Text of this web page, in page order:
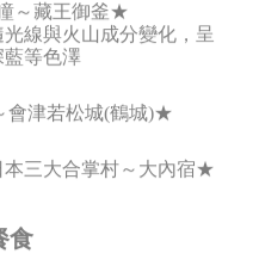
～藏王御釜★
線與火山成分變化，呈
藍等色澤
會津若松城(鶴城)★
三大合掌村～大內宿★
食